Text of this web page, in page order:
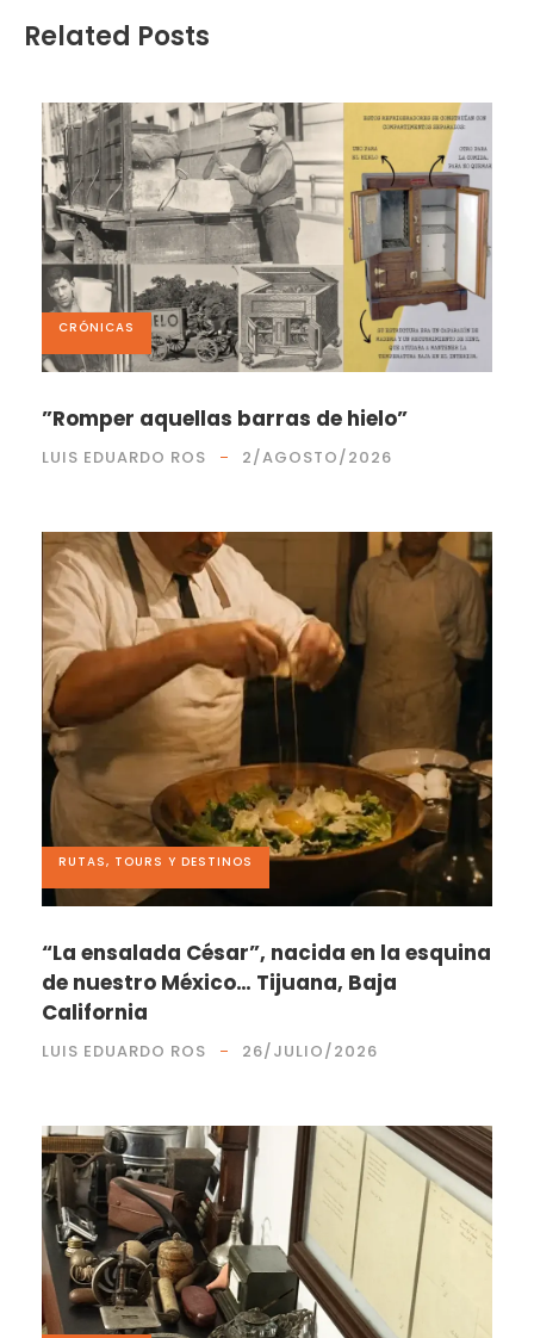
Related Posts
CRÓNICAS
”Romper aquellas barras de hielo”
LUIS EDUARDO ROS 2/AGOSTO/2026
RUTAS, TOURS Y DESTINOS
“La ensalada César”, nacida en la esquina
de nuestro México… Tijuana, Baja
California
LUIS EDUARDO ROS 26/JULIO/2026